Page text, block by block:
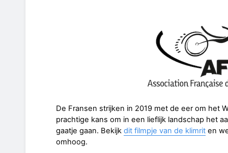
De Fransen strijken in 2019 met de eer om het
prachtige kans om in een lieflijk landschap het
gaatje gaan. Bekijk dit filmpje van de klimrit en
omhoog.